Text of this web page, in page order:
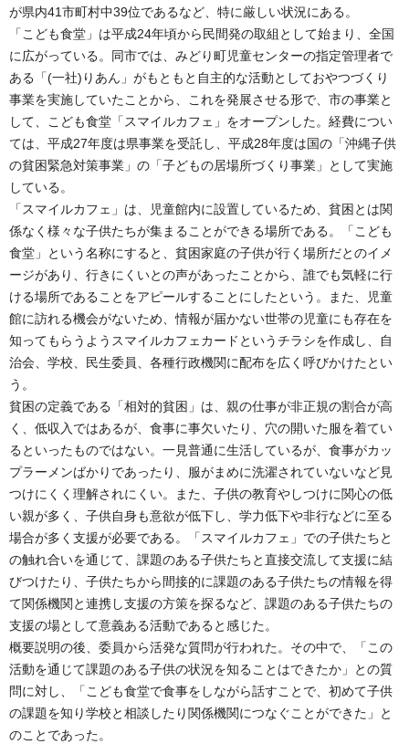
が県内41市町村中39位であるなど、特に厳しい状況にある。
「こども食堂」は平成24年頃から民間発の取組として始まり、全国
に広がっている。同市では、みどり町児童センターの指定管理者で
ある「(一社)りあん」がもともと自主的な活動としておやつづくり
事業を実施していたことから、これを発展させる形で、市の事業と
して、こども食堂「スマイルカフェ」をオープンした。経費につい
ては、平成27年度は県事業を受託し、平成28年度は国の「沖縄子供
の貧困緊急対策事業」の「子どもの居場所づくり事業」として実施
している。
「スマイルカフェ」は、児童館内に設置しているため、貧困とは関
係なく様々な子供たちが集まることができる場所である。「こども
食堂」という名称にすると、貧困家庭の子供が行く場所だとのイメ
ージがあり、行きにくいとの声があったことから、誰でも気軽に行
ける場所であることをアピールすることにしたという。また、児童
館に訪れる機会がないため、情報が届かない世帯の児童にも存在を
知ってもらうようスマイルカフェカードというチラシを作成し、自
治会、学校、民生委員、各種行政機関に配布を広く呼びかけたとい
う。
貧困の定義である「相対的貧困」は、親の仕事が非正規の割合が高
く、低収入ではあるが、食事に事欠いたり、穴の開いた服を着てい
るといったものではない。一見普通に生活しているが、食事がカッ
プラーメンばかりであったり、服がまめに洗濯されていないなど見
つけにくく理解されにくい。また、子供の教育やしつけに関心の低
い親が多く、子供自身も意欲が低下し、学力低下や非行などに至る
場合が多く支援が必要である。「スマイルカフェ」での子供たちと
の触れ合いを通じて、課題のある子供たちと直接交流して支援に結
びつけたり、子供たちから間接的に課題のある子供たちの情報を得
て関係機関と連携し支援の方策を探るなど、課題のある子供たちの
支援の場として意義ある活動であると感じた。
概要説明の後、委員から活発な質問が行われた。その中で、「この
活動を通じて課題のある子供の状況を知ることはできたか」との質
問に対し、「こども食堂で食事をしながら話すことで、初めて子供
の課題を知り学校と相談したり関係機関につなぐことができた」と
のことであった。